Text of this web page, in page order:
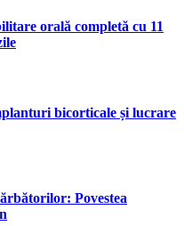
orală completă cu 11
bicorticale și lucrare
Povestea